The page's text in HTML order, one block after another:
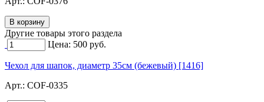
Другие товары этого раздела
Цена: 500 руб.
Чехол для шапок, диаметр 35см (бежевый) [1416]
Арт.: COF-0335